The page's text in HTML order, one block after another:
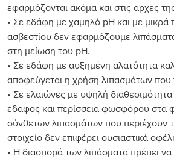
εφαρμόζονται ακόμα και στις αρχές
• Σε εδάφη με χαμηλό pH και με μικρά
ασβεστίου δεν εφαρμόζουμε
στη μείωση του pH.
• Σε εδάφη με αυξημένη αλατότητα
αποφεύγεται η χρήση λιπασμάτων που
• Σε ελαιώνες με υψηλή
έδαφος και περίσσεια φωσφόρου στα
σύνθετων λιπασμάτων που περιέχουν
στοιχείο δεν επιφέρει ουσιαστικά
• Η διασπορά των λιπάσματα πρέπει να